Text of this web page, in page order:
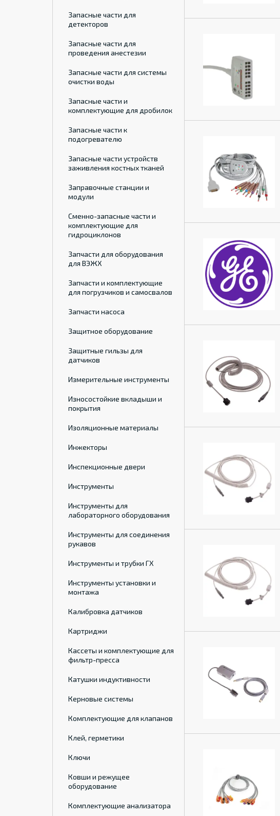
Запасные части для
детекторов
Запасные части для
проведения анестезии
Запасные части для системы
очистки воды
Запасные части и
комплектующие для дробилок
Запасные части к
подогревателю
Запасные части устройств
заживления костных тканей
Заправочные станции и
модули
Сменно-запасные части и
комплектующие для
гидроциклонов
Запчасти для оборудования
для ВЭЖХ
Запчасти и комплектующие
для погрузчиков и самосвалов
Запчасти насоса
Защитное оборудование
Защитные гильзы для
датчиков
Измерительные инструменты
Износостойкие вкладыши и
покрытия
Изоляционные материалы
Инжекторы
Инспекционные двери
Инструменты
Инструменты для
лабораторного оборудования
Инструменты для соединения
рукавов
Инструменты и трубки ГХ
Инструменты установки и
монтажа
Калибровка датчиков
Картриджи
Кассеты и комплектующие для
фильтр-пресса
Катушки индуктивности
Керновые системы
Комплектующие для клапанов
Клей, герметики
Ключи
Ковши и режущее
оборудование
Комплектующие анализатора